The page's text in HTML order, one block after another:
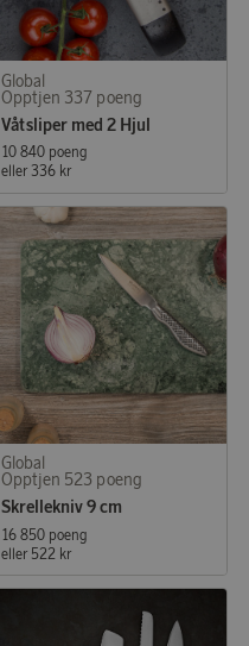
Global
Opptjen 337 poeng
Våtsliper med 2 Hjul
10 840 poeng
eller 336 kr
Global
Opptjen 523 poeng
Skrellekniv 9 cm
16 850 poeng
eller 522 kr